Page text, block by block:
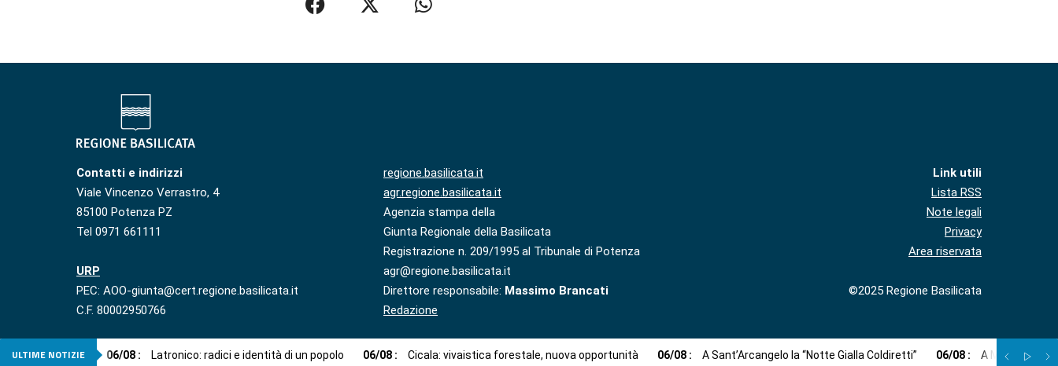
Contatti e indirizzi
Viale Vincenzo Verrastro, 4
85100 Potenza PZ
Tel 0971 661111
URP
PEC: AOO-giunta@cert.regione.basilicata.it
C.F. 80002950766
regione.basilicata.it
agr.regione.basilicata.it
Agenzia stampa della
Giunta Regionale della Basilicata
Registrazione n. 209/1995 al Tribunale di Potenza
agr@regione.basilicata.it
Direttore responsabile: Massimo Brancati
Redazione
Link utili
Lista RSS
Note legali
Privacy
Area riservata
©2025 Regione Basilicata
ULTIME NOTIZIE 06/08 : Latronico: radici e identità di un popolo 06/08 : Cicala: vivaistica forestale, nuova opportunità 06/08 : A Sant’Arcangelo la “Notte Gialla Coldiretti” 06/08 : A Monticchio